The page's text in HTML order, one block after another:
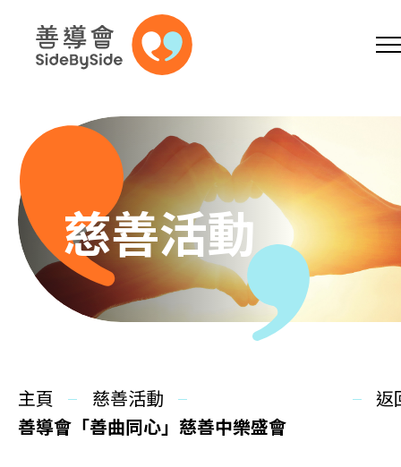
跳到內容（按回車鍵）
A 繁
主頁
同你講故事
慈善活動
主頁
慈善活動
善導會「善曲同心」慈善中樂盛會
返